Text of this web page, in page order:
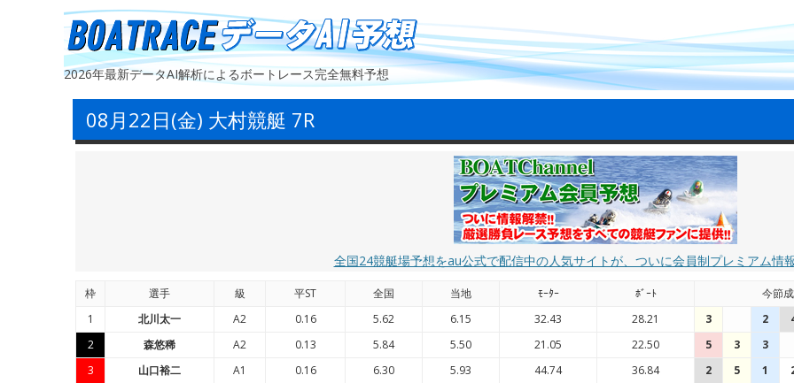
2026年最新データAI解析によるボートレース完全無料予想
08月22日(金) 大村競艇 7R
全国24競艇場予想をau公式で配信中の人気サイトが、ついに会員制プレミアム情
枠 選手 級 平ST 全国 当地 ﾓｰﾀｰ ﾎﾞｰﾄ 今節
1
北川太一 A2 0.16 5.62 6.15 32.43 28.21 3 2
2
森悠稀 A2 0.13 5.84 5.50 21.05 22.50 5 3 3
3
山口裕二 A1 0.16 6.30 5.93 44.74 36.84 2 5 1